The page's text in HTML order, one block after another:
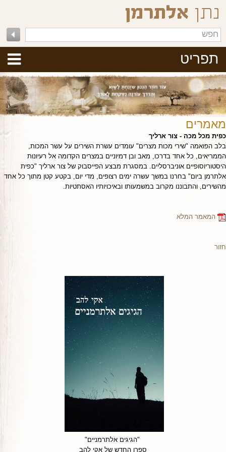
תפריט
מאמרים
כפית מכל מכה - צור ארליך
בלב הפואמה "שירי מכות מצרים" עומדים עשרת השירים על עשר המכות,
הממריאים, כל אחד בדרכו, מאב ובן דמיוניים במצרים הקדומה אל רעיונות
היסטוריוסופיים אוניברסליים. במסגרת מבצע הפייסבוק של צור ארליך "כפית
אלתרמן ביום" בחרנו במשך עשרה ימים רצופים, מדי יום, בקטע קטן מתוך כל אחד
מהשירים, והתבוננו מקרוב במשמעותו ובאיכויותיו האסתטיות.
המאמר המלא
חזור
"הגיגים אלתרמניים"
ספרו החדש של אקי להב